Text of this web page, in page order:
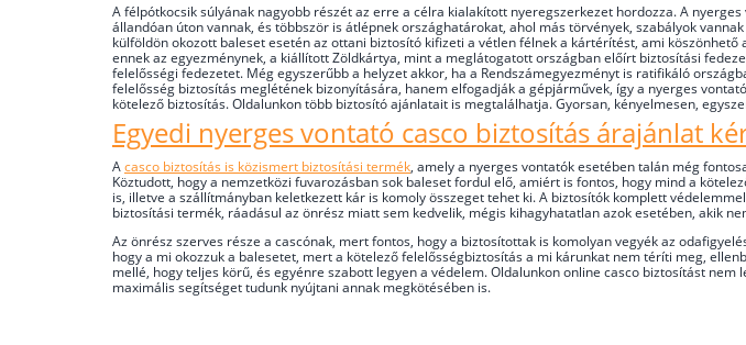
A félpótkocsik súlyának nagyobb részét az erre a célra kialakított nyeregszerkezet hordozza. A
állandóan úton vannak, és többször is átlépnek országhatárokat, ahol más törvények, szabályok
külföldön okozott baleset esetén az ottani biztosító kifizeti a vétlen félnek a kártérítést, ami
ennek az egyezménynek, a kiállított Zöldkártya, mint a meglátogatott országban előírt biztosítási
felelősségi fedezetet. Még egyszerűbb a helyzet akkor, ha a Rendszámegyezményt is ratifikáló
felelősség biztosítás meglétének bizonyítására, hanem elfogadják a gépjárművek, így a nyerges
kötelező biztosítás. Oldalunkon több biztosító ajánlatait is megtalálhatja. Gyorsan, kényelmesen,
Egyedi nyerges vontató casco biztosítás árajánlat
Acasco biztosítás is közismert biztosítási termék, amely a nyerges vontatók esetében talán még
Köztudott, hogy a nemzetközi fuvarozásban sok baleset fordul elő, amiért is fontos, hogy mind a
is, illetve a szállítmányban keletkezett kár is komoly összeget tehet ki. A biztosítók komplett
biztosítási termék, ráadásul az önrész miatt sem kedvelik, mégis kihagyhatatlan azok esetében, akik
Az önrész szerves része a cascónak, mert fontos, hogy a biztosítottak is komolyan vegyék az
hogy a mi okozzuk a balesetet, mert a kötelező felelősségbiztosítás a mi kárunkat nem téríti meg,
mellé, hogy teljes körű, és egyénre szabott legyen a védelem. Oldalunkon online casco biztosítást
maximális segítséget tudunk nyújtani annak megkötésében is.